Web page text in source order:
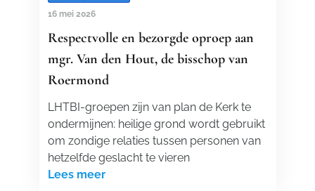
16 mei 2026
Respectvolle en bezorgde oproep aan
mgr. Van den Hout, de bisschop van
Roermond
LHTBI-groepen zijn van plan de Kerk te
ondermijnen: heilige grond wordt gebruikt
om zondige relaties tussen personen van
hetzelfde geslacht te vieren
Lees meer